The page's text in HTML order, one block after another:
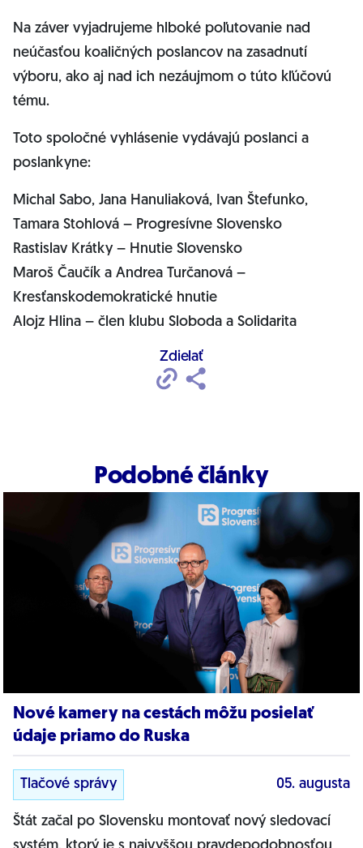
Na záver vyjadrujeme hlboké poľutovanie nad
neúčasťou koaličných poslancov na zasadnutí
výboru, ako aj nad ich nezáujmom o túto kľúčovú
tému.
Toto spoločné vyhlásenie vydávajú poslanci a
poslankyne:
Michal Sabo, Jana Hanuliaková, Ivan Štefunko,
Tamara Stohlová – Progresívne Slovensko
Rastislav Krátky – Hnutie Slovensko
Maroš Čaučík a Andrea Turčanová –
Kresťanskodemokratické hnutie
Alojz Hlina – člen klubu Sloboda a Solidarita
Zdielať
Podobné články
Nové kamery na cestách môžu posielať
údaje priamo do Ruska
Tlačové správy 05. augusta
Štát začal po Slovensku montovať nový sledovací